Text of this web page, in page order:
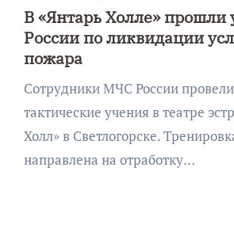
В «Янтарь Холле»
России по ликвидации
пожара
Сотрудники МЧС России провели пожарно-
тактические учения в театре
Холл» в Светлогорске.
направлена на отработку…